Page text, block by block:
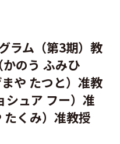
ラム（第3期）教
のう ふみひ
や たつと）准教
ュア フー）准
たくみ）准教授